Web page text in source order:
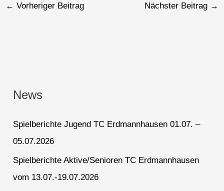
← Vorheriger Beitrag Nächster Beitrag →
News
Spielberichte Jugend TC Erdmannhausen 01.07. –
05.07.2026
Spielberichte Aktive/Senioren TC Erdmannhausen
vom 13.07.-19.07.2026